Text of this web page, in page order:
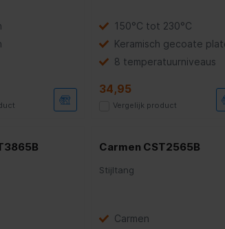
150°C tot 230°C
Keramisch gecoate
8 temperatuurniveaus
34,95
Vergelijk product
Carmen CST2565B
Stijltang
Carmen